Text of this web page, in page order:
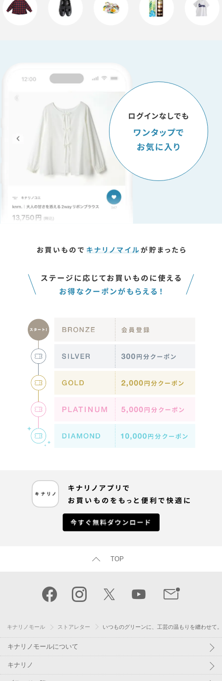
TOP
キナリノモール ストアレター いつものグリーンに、工芸の温もりを纏わせて
キナリノモールについて
キナリノ